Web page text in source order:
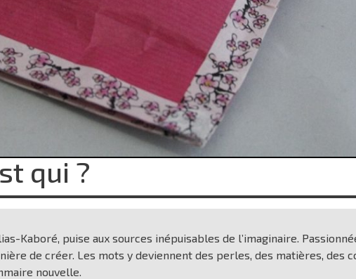
qui ?
Kaboré, puise aux sources inépuisables de l’imaginaire.
de créer. Les mots y deviennent des perles, des matières, des
nouvelle.